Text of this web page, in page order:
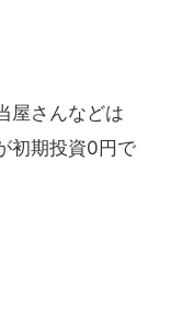
屋さんなどは
初期投資0円で